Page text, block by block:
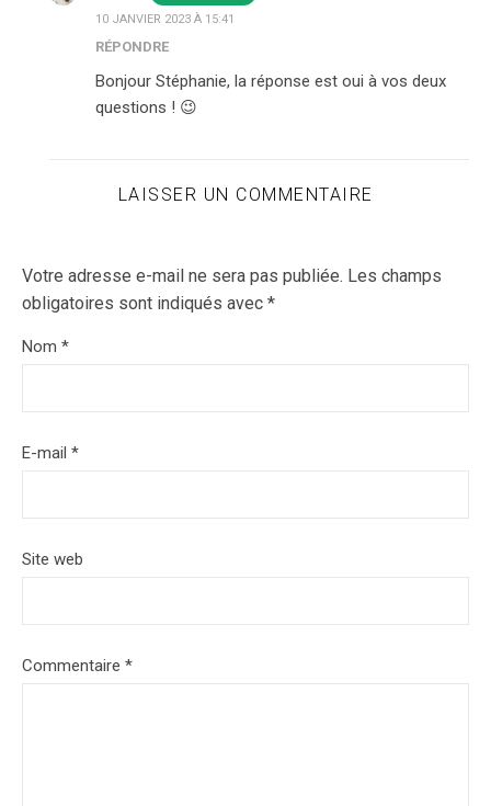
10 JANVIER 2023 À 15:41
RÉPONDRE
Bonjour Stéphanie, la réponse est oui à vos deux
questions ! 😉
LAISSER UN COMMENTAIRE
Votre adresse e-mail ne sera pas publiée. Les champs
obligatoires sont indiqués avec *
Nom *
E-mail *
Site web
Commentaire *